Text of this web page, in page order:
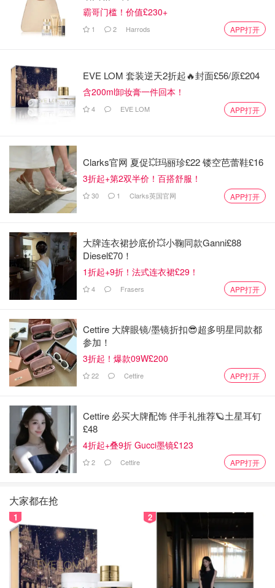
霸哥门槛！价值£230+
1 2 Harrods APP打开
EVE LOM 套装逆天2折起🔥封面£56/原£204
含200ml卸妆膏一件回本！
4 EVE LOM APP打开
Clarks官网 夏促💥玛丽珍£22 镂空芭蕾鞋£16
3折起+第2双半价！百搭舒服！
30 1 Clarks英国官网 APP打开
大牌连衣裙抄底价💥小鞠同款Ganni£88
Diesel£70！
1折起+9折！法式连衣裙£29！
4 Frasers APP打开
Cettire 大牌眼镜/墨镜折扣😎超多明星同款都
参加！
3折起！爆款09W£200
22 Cettire APP打开
Cettire 必买大牌配饰 伴手礼推荐🪐土星耳钉
£48
4折起+叠9折 Gucci墨镜£123
2 Cettire APP打开
大家都在抢
1 2